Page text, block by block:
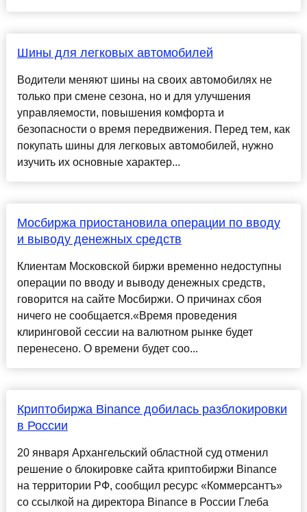
Шины для легковых автомобилей
Водители меняют шины на своих автомобилях не
только при смене сезона, но и для улучшения
управляемости, повышения комфорта и
безопасности о время передвижения. Перед тем, как
покупать шины для легковых автомобилей, нужно
изучить их основные характер...
Мосбиржа приостановила операции по вводу
и выводу денежных средств
Клиентам Московской биржи временно недоступны
операции по вводу и выводу денежных средств,
говорится на сайте Мосбиржи. О причинах сбоя
ничего не сообщается.«Время проведения
клиринговой сессии на валютном рынке будет
перенесено. О времени будет соо...
Криптобиржа Binance добилась разблокировки
в России
20 января Архангельский областной суд отменил
решение о блокировке сайта криптобиржи Binance
на территории РФ, сообщил ресурс «Коммерсантъ»
со ссылкой на директора Binance в России Глеба